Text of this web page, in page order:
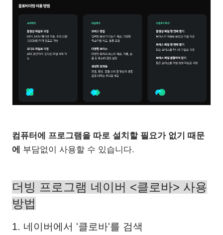
컴퓨터에 프로그램을 따로 설치할 필요가 없기 때문
에
부담없이 사용할 수 있습니다.
더빙 프로그램 네이버 <클로바> 사용
방법
1. 네이버에서 '클로바'를 검색